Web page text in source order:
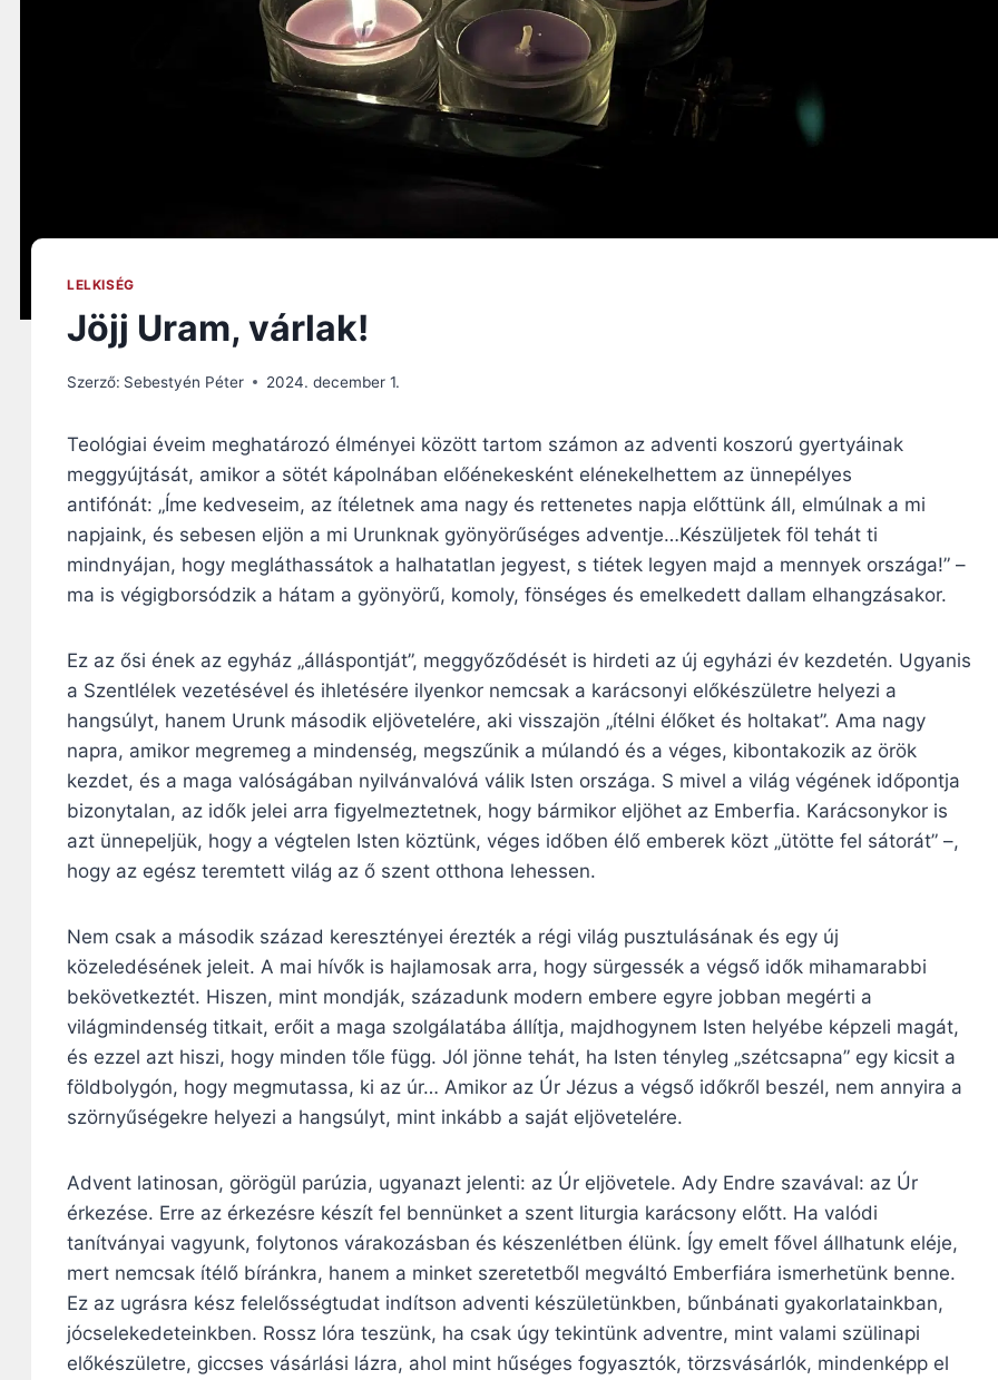
LELKISÉG
Jöjj Uram, várlak!
Szerző: Sebestyén Péter 2024. december 1.
Teológiai éveim meghatározó élményei között tartom számon az adventi koszorú gyertyáinak
meggyújtását, amikor a sötét kápolnában előénekesként elénekelhettem az ünnepélyes
antifónát: „Íme kedveseim, az ítéletnek ama nagy és rettenetes napja előttünk áll, elmúlnak a mi
napjaink, és sebesen eljön a mi Urunknak gyönyörűséges adventje…Készüljetek föl tehát ti
mindnyájan, hogy megláthassátok a halhatatlan jegyest, s tiétek legyen majd a mennyek országa!” –
ma is végigborsódzik a hátam a gyönyörű, komoly, fönséges és emelkedett dallam elhangzásakor.
Ez az ősi ének az egyház „álláspontját”, meggyőződését is hirdeti az új egyházi év kezdetén. Ugyanis
a Szentlélek vezetésével és ihletésére ilyenkor nemcsak a karácsonyi előkészületre helyezi a
hangsúlyt, hanem Urunk második eljövetelére, aki visszajön „ítélni élőket és holtakat”. Ama nagy
napra, amikor megremeg a mindenség, megszűnik a múlandó és a véges, kibontakozik az örök
kezdet, és a maga valóságában nyilvánvalóvá válik Isten országa. S mivel a világ végének időpontja
bizonytalan, az idők jelei arra figyelmeztetnek, hogy bármikor eljöhet az Emberfia. Karácsonykor is
azt ünnepeljük, hogy a végtelen Isten köztünk, véges időben élő emberek közt „ütötte fel sátorát” –,
hogy az egész teremtett világ az ő szent otthona lehessen.
Nem csak a második század keresztényei érezték a régi világ pusztulásának és egy új
közeledésének jeleit. A mai hívők is hajlamosak arra, hogy sürgessék a végső idők mihamarabbi
bekövetkeztét. Hiszen, mint mondják, századunk modern embere egyre jobban megérti a
világmindenség titkait, erőit a maga szolgálatába állítja, majdhogynem Isten helyébe képzeli magát,
és ezzel azt hiszi, hogy minden tőle függ. Jól jönne tehát, ha Isten tényleg „szétcsapna” egy kicsit a
földbolygón, hogy megmutassa, ki az úr… Amikor az Úr Jézus a végső időkről beszél, nem annyira a
szörnyűségekre helyezi a hangsúlyt, mint inkább a saját eljövetelére.
Advent latinosan, görögül parúzia, ugyanazt jelenti: az Úr eljövetele. Ady Endre szavával: az Úr
érkezése. Erre az érkezésre készít fel bennünket a szent liturgia karácsony előtt. Ha valódi
tanítványai vagyunk, folytonos várakozásban és készenlétben élünk. Így emelt fővel állhatunk eléje,
mert nemcsak ítélő bíránkra, hanem a minket szeretetből megváltó Emberfiára ismerhetünk benne.
Ez az ugrásra kész felelősségtudat indítson adventi készületünkben, bűnbánati gyakorlatainkban,
jócselekedeteinkben. Rossz lóra teszünk, ha csak úgy tekintünk adventre, mint valami szülinapi
előkészületre, giccses vásárlási lázra, ahol mint hűséges fogyasztók, törzsvásárlók, mindenképp el